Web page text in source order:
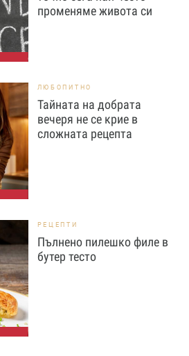
променяме живота си
ЛЮБОПИТНО
Тайната на добрата
вечеря не се крие в
сложната рецепта
РЕЦЕПТИ
Пълнено пилешко филе в
бутер тесто